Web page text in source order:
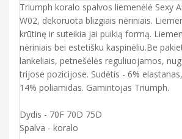
Triumph koralo spalvos liemenėlė Sexy
W02, dekoruota blizgiais nėriniais.
krūtinę ir suteikia jai puikią formą.
nėriniais bei estetišku kaspinėliu.Be
lankeliais, petnešėlės reguliuojamos,
trijose pozicijose. Sudėtis - 6%
14% poliamidas. Gamintojas Triumph.
Dydis - 70F 70D 75D
Spalva - koralo